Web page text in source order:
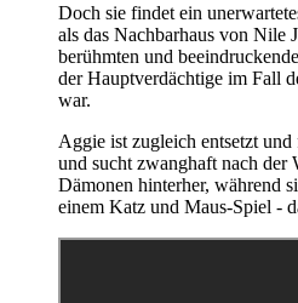
Doch sie findet ein
als das Nachbarhaus von Nile
berühmten und
der Hauptverdächtige im Fall
war.
Aggie ist zugleich entsetzt
und sucht zwanghaft nach der
Dämonen hinterher, während
einem Katz und Maus-Spiel -